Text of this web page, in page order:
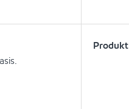
Produkt